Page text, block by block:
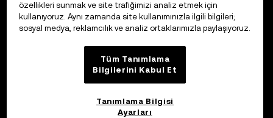
özellikleri sunmak ve site trafiğimizi analiz etmek için
kullanıyoruz. Aynı zamanda site kullanımınızla ilgili bilgileri;
sosyal medya, reklamcılık ve analiz ortaklarımızla paylaşıyoruz.
Tüm Tanımlama
Bilgilerini Kabul Et
Tanımlama Bilgisi
Ayarları